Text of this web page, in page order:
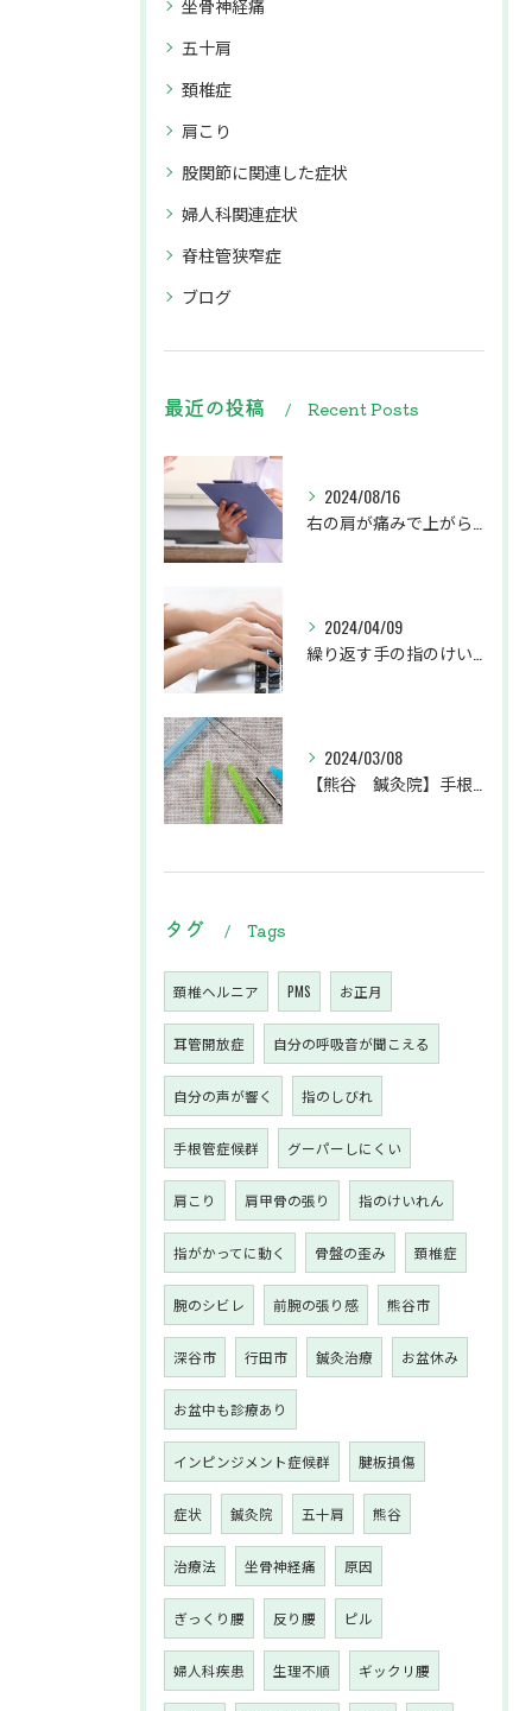
坐骨神経痛
五十肩
頚椎症
肩こり
股関節に関連した症状
婦人科関連症状
脊柱管狭窄症
ブログ
最近の投稿 Recent Posts
2024/08/16
2024/04/09
2024/03/08
タグ Tags
頚椎ヘルニア PMS お正月
耳管開放症 自分の呼吸音が聞こえる
自分の声が響く 指のしびれ
手根管症候群 グーパーしにくい
肩こり 肩甲骨の張り 指のけいれん
指がかってに動く 骨盤の歪み 頚椎症
腕のシビレ 前腕の張り感 熊谷市
深谷市 行田市 鍼灸治療 お盆休み
お盆中も診療あり
インピンジメント症候群 腱板損傷
症状 鍼灸院 五十肩 熊谷
治療法 坐骨神経痛 原因
ぎっくり腰 反り腰 ピル
婦人科疾患 生理不順 ギックリ腰